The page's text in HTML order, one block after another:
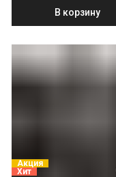
В корзину
Акция
Хит